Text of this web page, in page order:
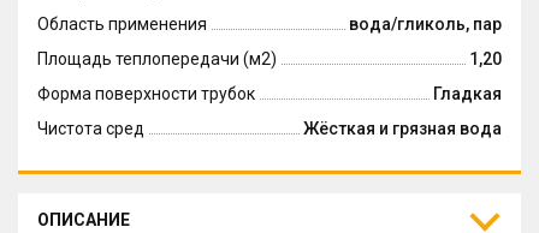
Область применения
вода/гликоль, пар
Площадь теплопередачи (м2)
1,20
Форма поверхности трубок
Гладкая
Чистота сред
Жёсткая и грязная вода
ОПИСАНИЕ